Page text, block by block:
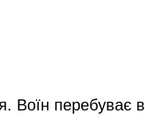
Воїн перебуває в